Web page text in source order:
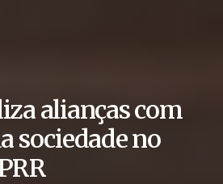
alianças com
sociedade no